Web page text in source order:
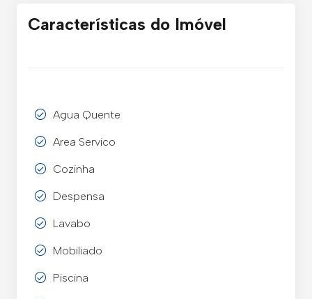
Características do Imóvel
Agua Quente
Area Servico
Cozinha
Despensa
Lavabo
Mobiliado
Piscina